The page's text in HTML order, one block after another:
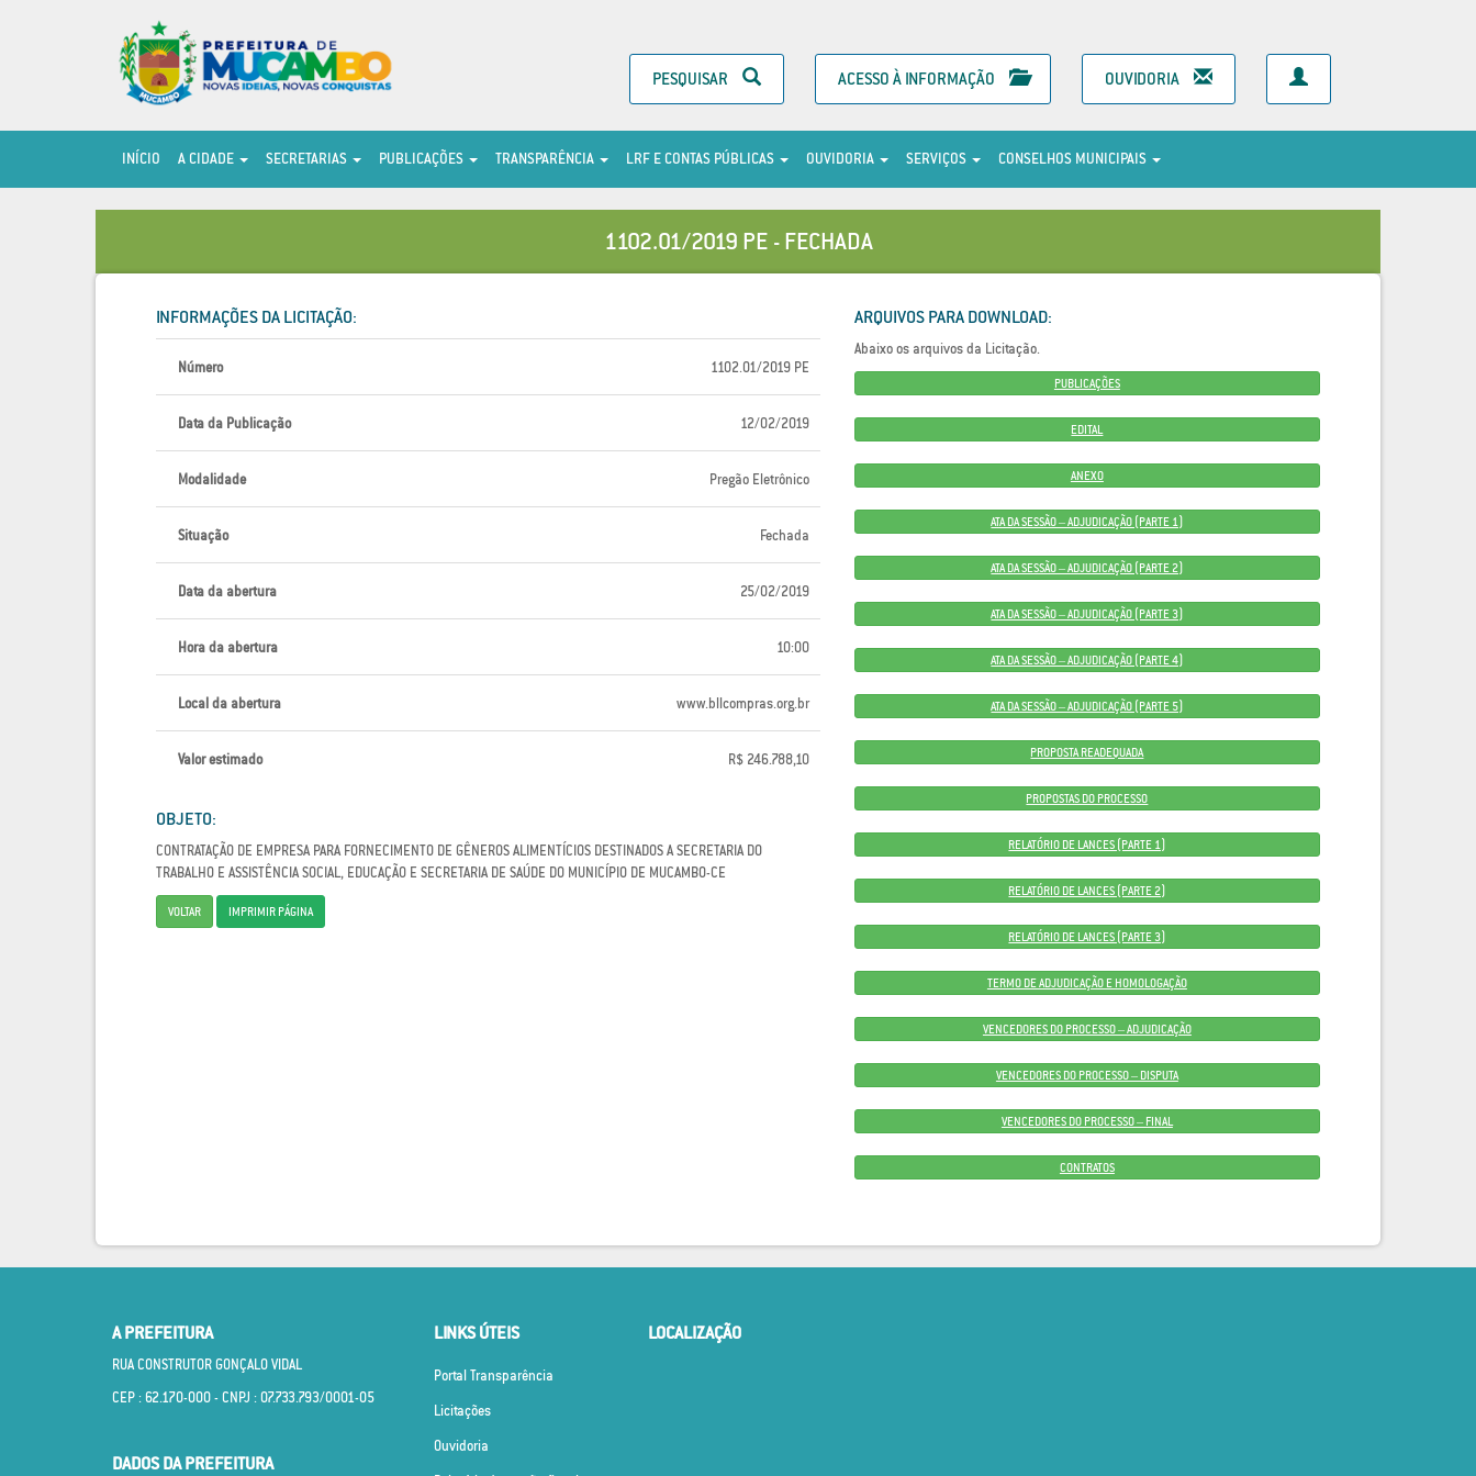
PESQUISAR ACESSO À INFORMAÇÃO OUVIDORIA
INÍCIO A CIDADE SECRETARIAS PUBLICAÇÕES TRANSPARÊNCIA LRF E CONTAS PÚBLICAS OUVIDORIA SERVIÇOS CONSELHOS MUNICIPAIS
1102.01/2019 PE - FECHADA
INFORMAÇÕES DA LICITAÇÃO:
Número 1102.01/2019 PE
Data da Publicação 12/02/2019
Modalidade Pregão Eletrônico
Situação Fechada
Data da abertura 25/02/2019
Hora da abertura 10:00
Local da abertura www.bllcompras.org.br
Valor estimado R$ 246.788,10
OBJETO:
CONTRATAÇÃO DE EMPRESA PARA FORNECIMENTO DE GÊNEROS ALIMENTÍCIOS DESTINADOS A SECRETARIA DO
TRABALHO E ASSISTÊNCIA SOCIAL, EDUCAÇÃO E SECRETARIA DE SAÚDE DO MUNICÍPIO DE MUCAMBO-CE
VOLTAR IMPRIMIR PÁGINA
ARQUIVOS PARA DOWNLOAD:
Abaixo os arquivos da Licitação.
PUBLICAÇÕES
EDITAL
ANEXO
ATA DA SESSÃO – ADJUDICAÇÃO (PARTE 1)
ATA DA SESSÃO – ADJUDICAÇÃO (PARTE 2)
ATA DA SESSÃO – ADJUDICAÇÃO (PARTE 3)
ATA DA SESSÃO – ADJUDICAÇÃO (PARTE 4)
ATA DA SESSÃO – ADJUDICAÇÃO (PARTE 5)
PROPOSTA READEQUADA
PROPOSTAS DO PROCESSO
RELATÓRIO DE LANCES (PARTE 1)
RELATÓRIO DE LANCES (PARTE 2)
RELATÓRIO DE LANCES (PARTE 3)
TERMO DE ADJUDICAÇÃO E HOMOLOGAÇÃO
VENCEDORES DO PROCESSO – ADJUDICAÇÃO
VENCEDORES DO PROCESSO – DISPUTA
VENCEDORES DO PROCESSO – FINAL
CONTRATOS
A PREFEITURA
RUA CONSTRUTOR GONÇALO VIDAL
CEP : 62.170­-000 - CNPJ : 07.733.793/0001­-05
DADOS DA PREFEITURA
LINKS ÚTEIS
Portal Transparência
Licitações
Ouvidoria
LOCALIZAÇÃO